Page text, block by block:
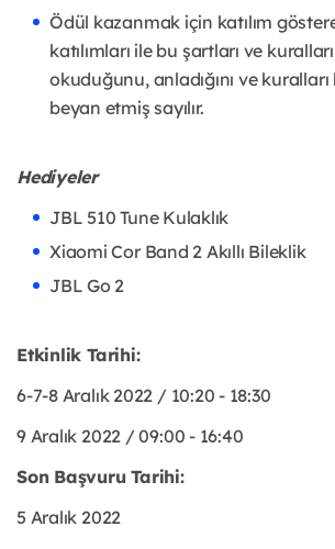
Ödül kazanmak için katılım
katılımları ile bu şartları ve
okuduğunu, anladığını ve
beyan etmiş sayılır.
Hediyeler
JBL 510 Tune Kulaklık
Xiaomi Cor Band 2 Akıllı Bileklik
JBL Go 2
Etkinlik Tarihi:
6-7-8 Aralık 2022 / 10:20 - 18:30
9 Aralık 2022 / 09:00 - 16:40
Son Başvuru Tarihi:
5 Aralık 2022